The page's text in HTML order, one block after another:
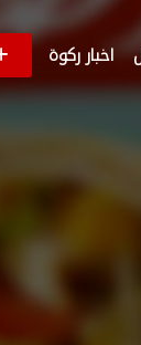
اخبار ركوة